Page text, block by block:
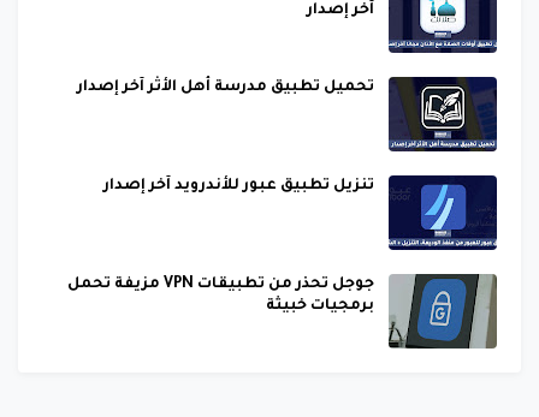
آخر إصدار
تحميل تطبيق مدرسة أهل الأثر آخر إصدار
تنزيل تطبيق عبور للأندرويد آخر إصدار
جوجل تحذر من تطبيقات VPN مزيفة تحمل
برمجيات خبيثة